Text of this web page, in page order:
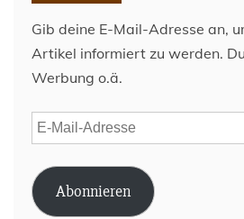
Gib deine E-Mail-Adresse an,
Artikel informiert zu werden.
Werbung o.ä.
E-
Mail-
Adresse
Abonnieren